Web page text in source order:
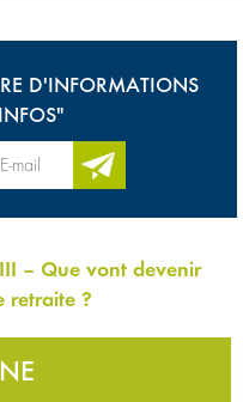
D'INFORMATIONS
– Que vont devenir
retraite ?